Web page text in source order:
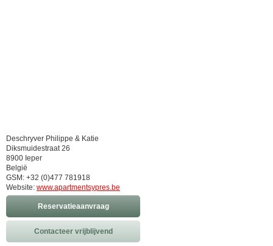
Deschryver Philippe & Katie
Diksmuidestraat 26
8900 Ieper
België
GSM: +32 (0)477 781918
Website: www.apartmentsypres.be
Reservatieaanvraag
Contacteer vrijblijvend